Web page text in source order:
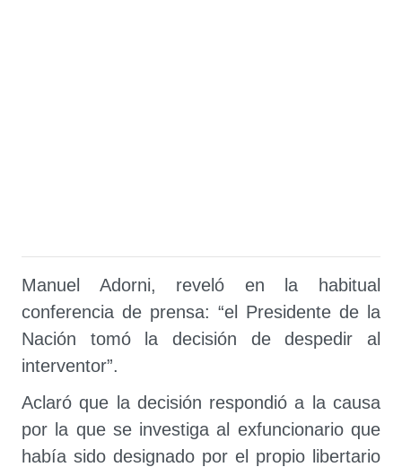
Manuel Adorni, reveló en la habitual
conferencia de prensa: “el Presidente de la
Nación tomó la decisión de despedir al
interventor”.
Aclaró que la decisión respondió a la causa
por la que se investiga al exfuncionario que
había sido designado por el propio libertario